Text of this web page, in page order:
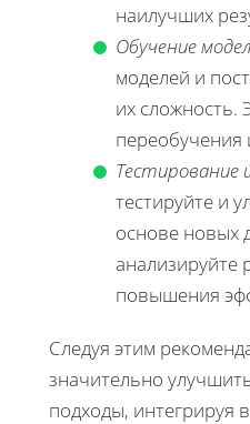
наилучших
Обучение
моделей и
их сложность.
переобучения
Тестирование
тестируйте и
основе новых
анализируйте
повышения
Следуя этим
значительно
подходы, интегрируя